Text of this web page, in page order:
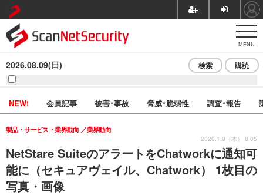
MENU
2026.08.09(日) 検索 購読
NEW! 会員記事 被害･事故 脅威･脆弱性 調査･報告
NetStare SuiteのアラートをChatworkに通知可
能に（セキュアヴェイル、Chatwork） 1枚目の
写真・画像
製品・サービス・業界動向 業界動向
2020.1.9（木） 8:05